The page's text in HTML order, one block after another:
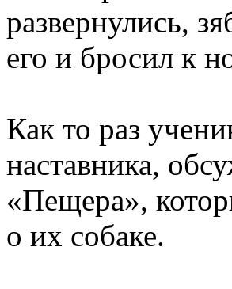
развернулись,
его и бросил к
Как то раз
наставника,
«Пещера»,
о их собаке.